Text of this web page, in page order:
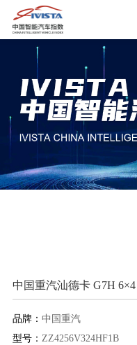
中国重汽汕德卡 G7H 6×4
品牌： 中国重汽
型号： ZZ4256V324HF1B